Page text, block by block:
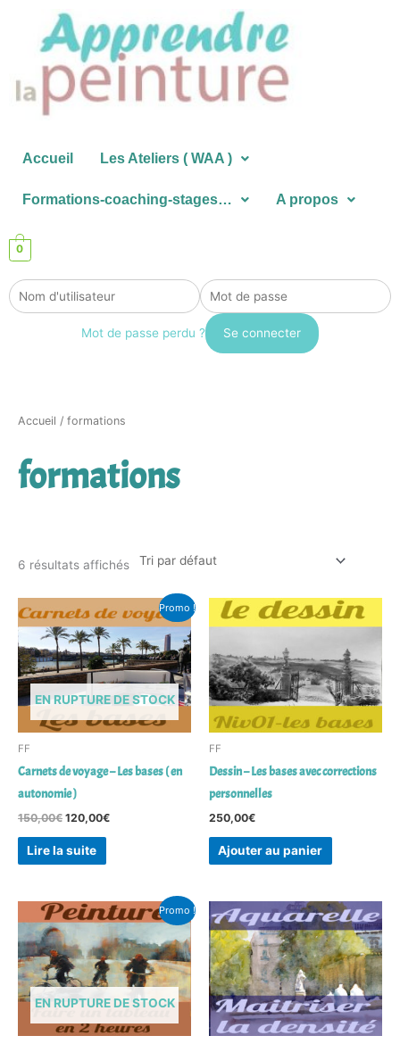
contenu
Accueil Les Ateliers ( WAA )
Formations-coaching-stages… A propos
0
Mot de passe perdu ?
Accueil / formations
formations
6 résultats affichés
Promo !
EN RUPTURE DE STOCK
FF
Carnets de voyage – Les bases ( en
autonomie )
150,00€
prix
initial
était :
150,00€.
120,00€
prix
actuel
est :
120,00€.
Lire la suite
FF
Dessin – Les bases avec corrections
personnelles
250,00€
Ajouter au panier
Promo !
EN RUPTURE DE STOCK
Le
prix
initial
était :
150,00€.
Le
prix
actuel
est :
120,00€.